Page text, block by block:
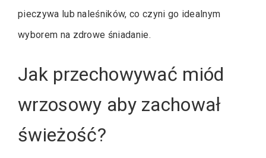
pieczywa lub naleśników, co czyni go idealnym
wyborem na zdrowe śniadanie.
Jak przechowywać miód
wrzosowy aby zachował
świeżość?